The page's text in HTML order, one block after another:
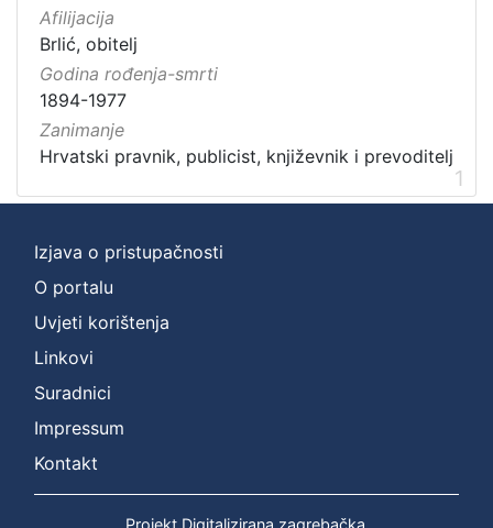
Afilijacija
Brlić, obitelj
Godina rođenja-smrti
1894-1977
Zanimanje
Hrvatski pravnik, publicist, književnik i prevoditelj
1
Izjava o pristupačnosti
O portalu
Uvjeti korištenja
Linkovi
Suradnici
Impressum
Kontakt
Projekt Digitalizirana zagrebačka